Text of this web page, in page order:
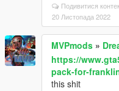
Подивитися
20 Листопада 2022
MVPmods »
https://
pack-for-
this shit